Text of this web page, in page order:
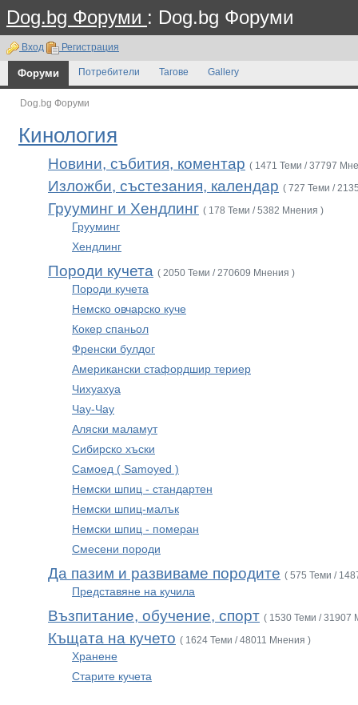
Dog.bg Форуми : Dog.bg Форуми
Вход Регистрация
Форуми Потребители Тагове Gallery
Dog.bg Форуми
Кинология
Новини, събития, коментар ( 1471 Теми / 37797
Изложби, състезания, календар ( 727 Теми /
Грууминг и Хендлинг ( 178 Теми / 5382 Мнения )
Грууминг
Хендлинг
Породи кучета ( 2050 Теми / 270609 Мнения )
Породи кучета
Немско овчарско куче
Кокер спаньол
Френски булдог
Американски стафордшир териер
Чихуахуа
Чау-Чау
Аляски маламут
Сибирско хъски
Самоед ( Samoyed )
Немски шпиц - стандартен
Немски шпиц-малък
Немски шпиц - померан
Смесени породи
Да пазим и развиваме породите ( 575 Теми /
Представяне на кучила
Възпитание, обучение, спорт ( 1530 Теми / 31907
Къщата на кучето ( 1624 Теми / 48011 Мнения )
Хранене
Старите кучета